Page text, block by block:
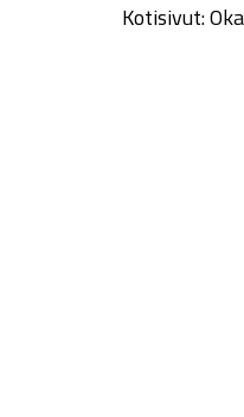
Kotisivut: